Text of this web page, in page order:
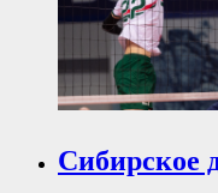
Сибирское